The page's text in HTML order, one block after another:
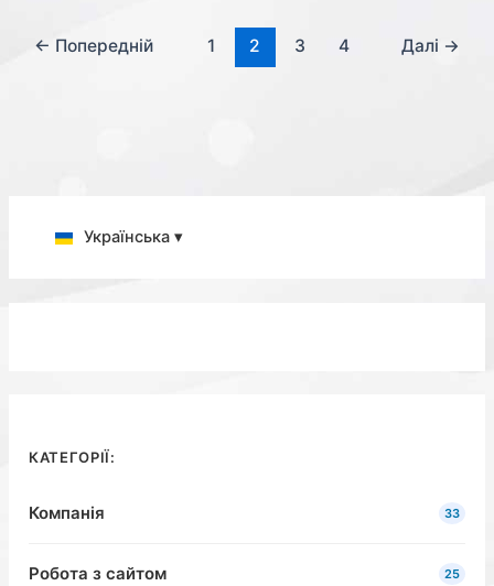
← Попередній 1 2 3 4 Далі →
Українська ▾
КАТЕГОРІЇ:
Компанія 33
Робота з сайтом 25